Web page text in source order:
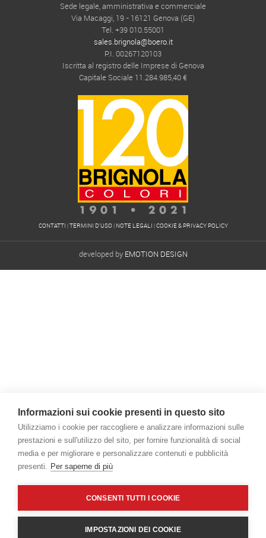
Sede legale, amministrativa e commerciale
Via Macaggi, 19 - 16121 Genova (GE)
Tel. +39 010.55001
sales.brignola@boero.it
P.I. 00267120103
Iscritta al registro delle Imprese di Genova
Capitale Sociale 11.284.985,40 €
CONTATTI |TERMINI D'USO| NOTE LEGALI |COOKIE & PRIVACY POLICY
developed by EMOTION DESIGN
Informazioni sui cookie presenti in questo sito
Utilizziamo i cookie per raccogliere e analizzare informazioni sulle
prestazioni e sull'utilizzo del sito, per fornire funzionalità di social
media e per migliorare e personalizzare contenuti e pubblicità
presenti. Per saperne di più
CONSENTI TUTTI I COOKIE
IMPOSTAZIONI DEI COOKIE